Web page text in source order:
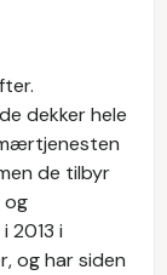
dekker hele
de tilbyr
og
2013 i
og har siden